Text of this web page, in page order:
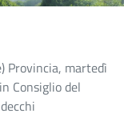
Provincia, martedì
Consiglio del